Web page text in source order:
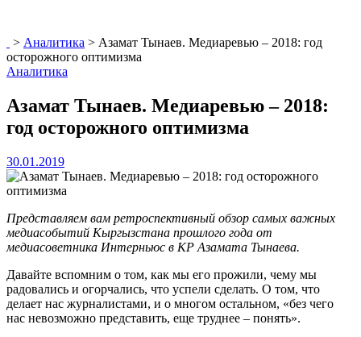
> Аналитика > Азамат Тынаев. Медиаревью – 2018: год
осторожного оптимизма
Аналитика
Азамат Тынаев. Медиаревью – 2018:
год осторожного оптимизма
30.01.2019
Представляем вам ретроспективный обзор самых важных
медиасобытий Кыргызстана прошлого года от
медиасоветника Интерньюс в КР Азамата Тынаева.
Давайте вспомним о том, как мы его прожили, чему мы
радовались и огорчались, что успели сделать. О том, что
делает нас журналистами, и о многом остальном, «без чего
нас невозможно представить, еще труднее – понять».